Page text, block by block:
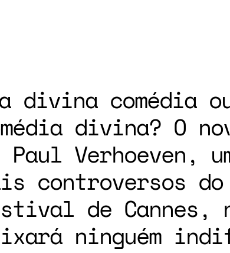
divina comédia
divina? O
Paul Verhoeven,
controversos
de Cannes,
ninguém